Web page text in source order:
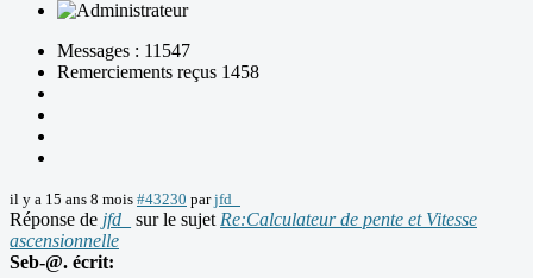
Messages : 11547
Remerciements reçus 1458
il y a 15 ans 8 mois #43230 parjfd_
Réponse de jfd_ sur le sujet Re:Calculateur de pente et Vitesse
ascensionnelle
Seb-@. écrit: